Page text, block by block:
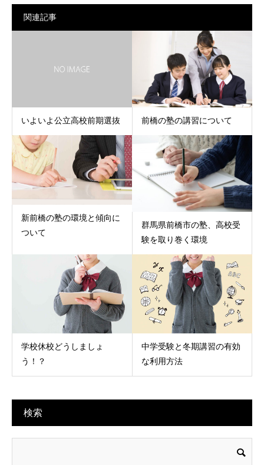
関連記事
いよいよ公立高校前期選抜 前橋の塾の講習について
新前橋の塾の環境と傾向に
ついて
群馬県前橋市の塾、高校受
験を取り巻く環境
学校休校どうしましょ
う！？
中学受験と冬期講習の有効
な利用方法
検索